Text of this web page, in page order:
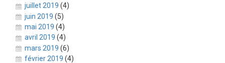
juillet 2019 (4)
juin 2019 (5)
mai 2019 (4)
avril 2019 (4)
mars 2019 (6)
février 2019 (4)